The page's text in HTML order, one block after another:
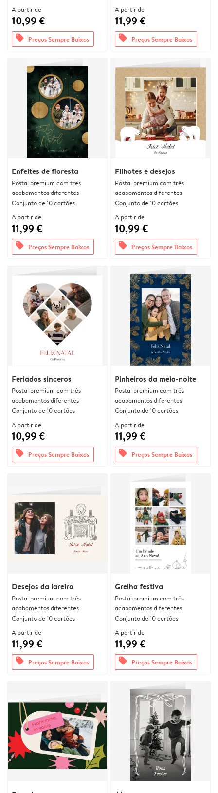
A partir de
10,99 €
offers Preços Sempre Baixos
A partir de
11,99 €
offers Preços Sempre Baixos
Enfeites de floresta
Postal premium com três
acabamentos diferentes
Conjunto de 10 cartões
A partir de
11,99 €
offers Preços Sempre Baixos
Filhotes e desejos
Postal premium com três
acabamentos diferentes
Conjunto de 10 cartões
A partir de
10,99 €
offers Preços Sempre Baixos
Feriados sinceros
Postal premium com três
acabamentos diferentes
Conjunto de 10 cartões
A partir de
10,99 €
offers Preços Sempre Baixos
Pinheiros da meia-noite
Postal premium com três
acabamentos diferentes
Conjunto de 10 cartões
A partir de
11,99 €
offers Preços Sempre Baixos
Desejos da lareira
Postal premium com três
acabamentos diferentes
Conjunto de 10 cartões
A partir de
11,99 €
offers Preços Sempre Baixos
Grelha festiva
Postal premium com três
acabamentos diferentes
Conjunto de 10 cartões
A partir de
11,99 €
offers Preços Sempre Baixos